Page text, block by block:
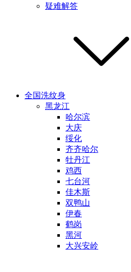
疑难解答
全国洗纹身
黑龙江
哈尔滨
大庆
绥化
齐齐哈尔
牡丹江
鸡西
七台河
佳木斯
双鸭山
伊春
鹤岗
黑河
大兴安岭